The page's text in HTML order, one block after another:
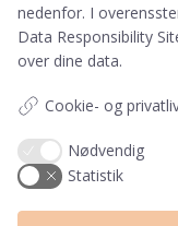
Information
Tryktider
Persondatapolitik
Om os
nedenfor. I
Data Responsibility
over dine data.
Cookie- og
Nødvendig
Statistik